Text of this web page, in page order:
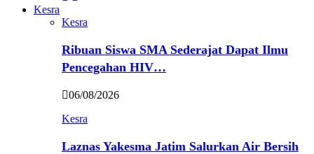
Kesra
Kesra
Ribuan Siswa SMA Sederajat Dapat Ilmu
Pencegahan HIV…
06/08/2026
Kesra
Laznas Yakesma Jatim Salurkan Air Bersih